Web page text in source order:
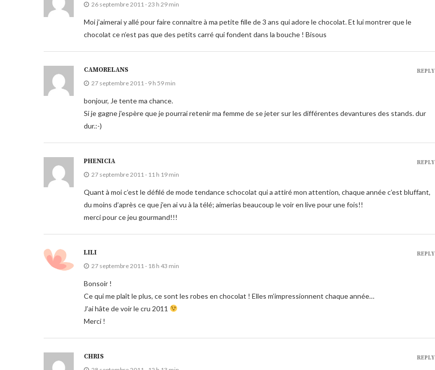
26 septembre 2011 - 23 h 29 min
Moi j’aimerai y allé pour faire connaitre à ma petite fille de 3 ans qui adore le chocolat. Et lui montrer que le
chocolat ce n’est pas que des petits carré qui fondent dans la bouche ! Bisous
CAMORELANS
27 septembre 2011 - 9 h 59 min
bonjour, Je tente ma chance.
Si je gagne j’espère que je pourrai retenir ma femme de se jeter sur les différentes devantures des stands. dur
dur.:-)
REPLY
PHENICIA
27 septembre 2011 - 11 h 19 min
Quant à moi c’est le défilé de mode tendance schocolat qui a attiré mon attention, chaque année c’est bluffant,
du moins d’après ce que j’en ai vu à la télé; aimerias beaucoup le voir en live pour une fois!!
merci pour ce jeu gourmand!!!
REPLY
LILI
27 septembre 2011 - 18 h 43 min
Bonsoir !
Ce qui me plaît le plus, ce sont les robes en chocolat ! Elles m’impressionnent chaque année…
J’ai hâte de voir le cru 2011
Merci !
REPLY
CHRIS REPLY